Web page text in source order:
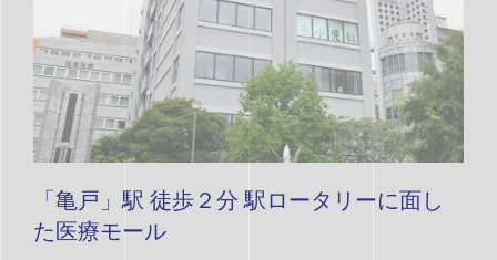
「亀戸」駅 徒歩２分 駅ロータリーに面し
た医療モール